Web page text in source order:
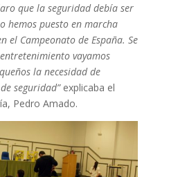
que la seguridad debía ser
hemos puesto en marcha
el Campeonato de España. Se
vayamos
la necesidad de
seguridad”explicaba el
Pedro Amado.